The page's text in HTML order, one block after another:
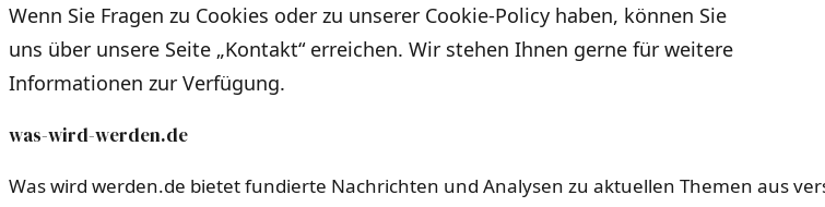
Wenn Sie Fragen zu Cookies oder zu unserer Cookie-Policy haben, können Sie
uns über unsere Seite „Kontakt“ erreichen. Wir stehen Ihnen gerne für weitere
Informationen zur Verfügung.
was-wird-werden.de
Was wird werden.de bietet fundierte Nachrichten und Analysen zu aktuellen Themen aus